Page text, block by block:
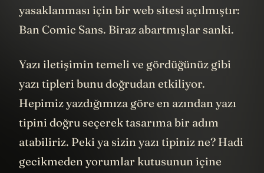
yasaklanması için bir web sitesi açılmıştır:
Ban Comic Sans. Biraz abartmışlar sanki.
Yazı iletişimin temeli ve gördüğünüz gibi
yazı tipleri bunu doğrudan etkiliyor.
Hepimiz yazdığımıza göre en azından yazı
tipini doğru seçerek tasarıma bir adım
atabiliriz. Peki ya sizin yazı tipiniz ne? Hadi
gecikmeden yorumlar kutusunun içine